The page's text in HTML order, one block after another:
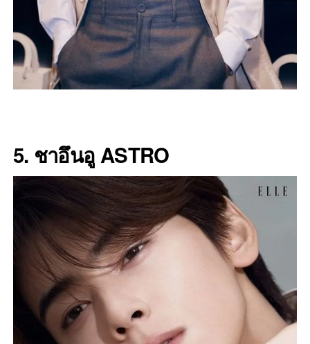
5. ชาอึนอู ASTRO